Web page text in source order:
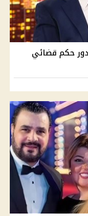
حكم قضائي